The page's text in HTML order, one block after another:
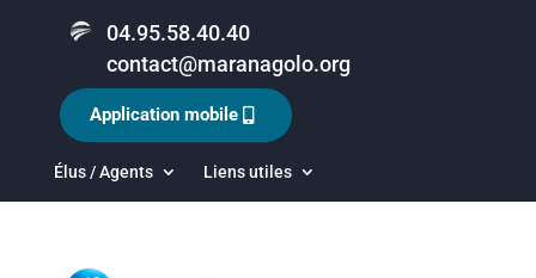
04.95.58.40.40
contact@maranagolo.org
Élus / Agents Liens utiles
Application mobile